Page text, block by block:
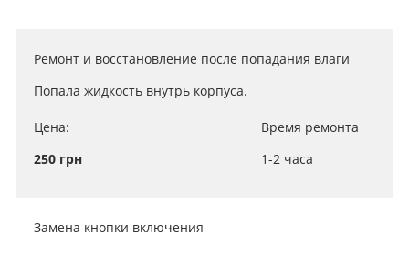
Ремонт и восстановление после попадания влаги
Попала жидкость внутрь корпуса.
Цена:
250 грн
Время ремонта
1-2 часа
Замена кнопки включения